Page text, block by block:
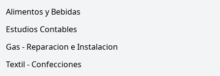
Alimentos y Bebidas
Estudios Contables
Gas - Reparacion e Instalacion
Textil - Confecciones